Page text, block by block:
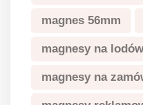
magnes 56mm
magnesy na
magnesy na